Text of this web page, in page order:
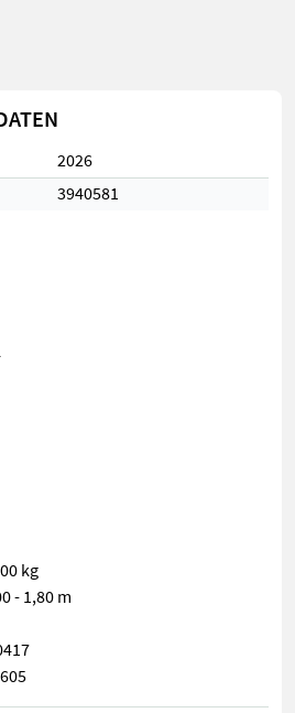
2026
3940581
kg
- 1,80 m
II mechanisch Verstellbar Länge: